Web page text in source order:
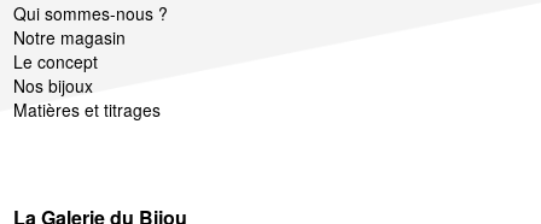
Qui sommes-nous ?
Notre magasin
Le concept
Nos bijoux
Matières et titrages
La Galerie du Bijou